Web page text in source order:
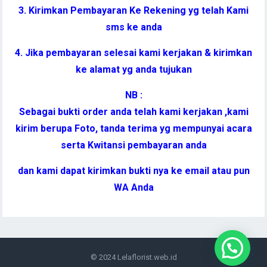
3. Kirimkan Pembayaran Ke Rekening yg telah Kami
sms ke anda
4. Jika pembayaran selesai kami kerjakan & kirimkan
ke alamat yg anda tujukan
NB :
Sebagai bukti order anda telah kami kerjakan ,kami
kirim berupa Foto, tanda terima yg mempunyai acara
serta Kwitansi pembayaran anda
dan kami dapat kirimkan bukti nya ke email atau pun
WA Anda
© 2024 Lelaflorist.web.id